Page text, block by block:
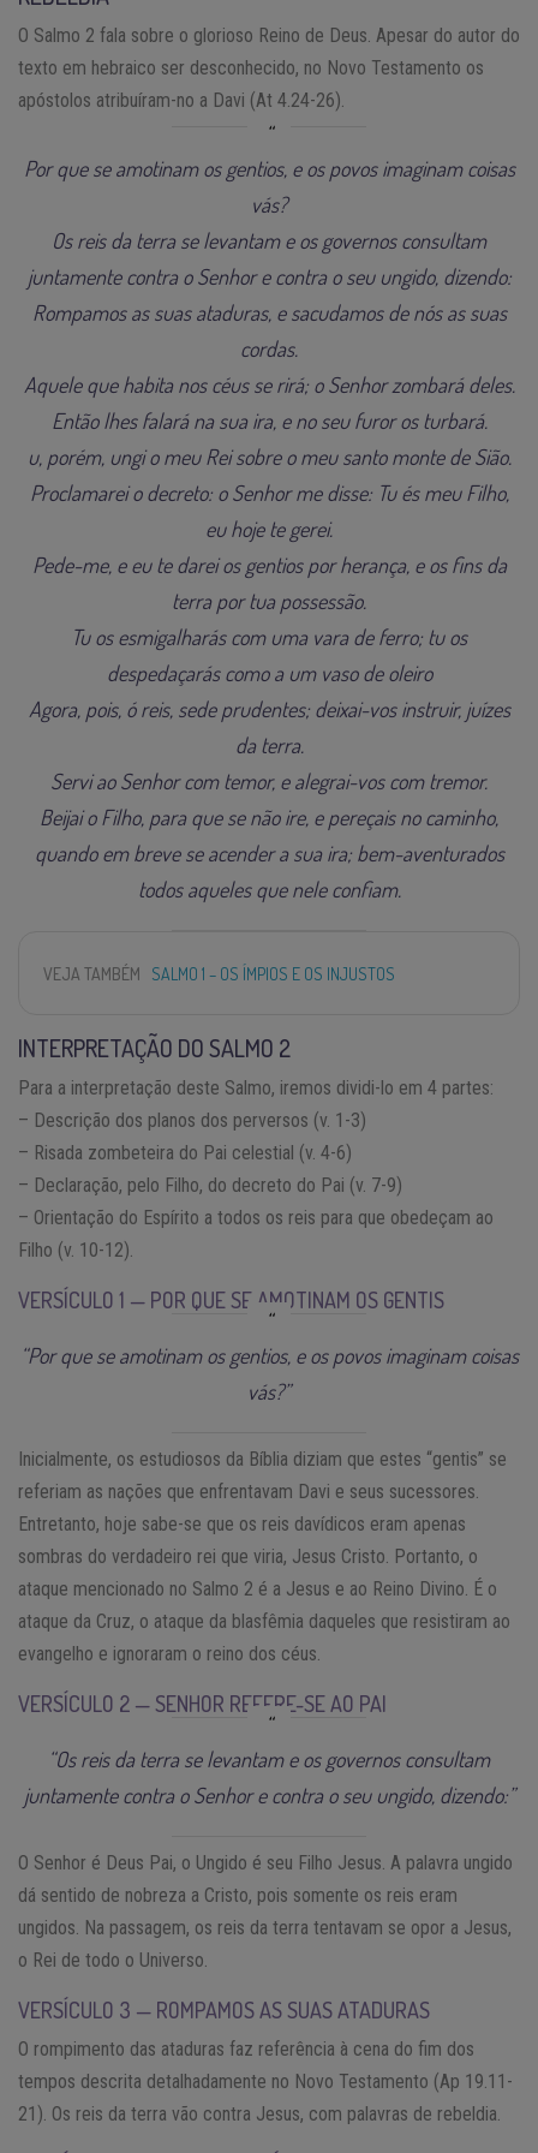
O Salmo 2 fala sobre o glorioso Reino de Deus. Apesar do autor do
texto em hebraico ser desconhecido, no Novo Testamento os
apóstolos atribuíram-no a Davi (At 4.24-26).
Por que se amotinam os gentios, e os povos imaginam coisas
vás?
Os reis da terra se levantam e os governos consultam
juntamente contra o Senhor e contra o seu ungido, dizendo:
Rompamos as suas ataduras, e sacudamos de nós as suas
cordas.
Aquele que habita nos céus se rirá; o Senhor zombará deles.
Então lhes falará na sua ira, e no seu furor os turbará.
u, porém, ungi o meu Rei sobre o meu santo monte de Sião.
Proclamarei o decreto: o Senhor me disse: Tu és meu Filho,
eu hoje te gerei.
Pede-me, e eu te darei os gentios por herança, e os fins da
terra por tua possessão.
Tu os esmigalharás com uma vara de ferro; tu os
despedaçarás como a um vaso de oleiro
Agora, pois, ó reis, sede prudentes; deixai-vos instruir, juízes
da terra.
Servi ao Senhor com temor, e alegrai-vos com tremor.
Beijai o Filho, para que se não ire, e pereçais no caminho,
quando em breve se acender a sua ira; bem-aventurados
todos aqueles que nele confiam.
VEJA TAMBÉM SALMO 1 – OS ÍMPIOS E OS INJUSTOS
INTERPRETAÇÃO DO SALMO 2
Para a interpretação deste Salmo, iremos dividi-lo em 4 partes:
– Descrição dos planos dos perversos (v. 1-3)
– Risada zombeteira do Pai celestial (v. 4-6)
– Declaração, pelo Filho, do decreto do Pai (v. 7-9)
– Orientação do Espírito a todos os reis para que obedeçam ao
Filho (v. 10-12).
VERSÍCULO 1 — POR QUE SE AMOTINAM OS GENTIS
“Por que se amotinam os gentios, e os povos imaginam coisas
vás?”
Inicialmente, os estudiosos da Bíblia diziam que estes “gentis” se
referiam as nações que enfrentavam Davi e seus sucessores.
Entretanto, hoje sabe-se que os reis davídicos eram apenas
sombras do verdadeiro rei que viria, Jesus Cristo. Portanto, o
ataque mencionado no Salmo 2 é a Jesus e ao Reino Divino. É o
ataque da Cruz, o ataque da blasfêmia daqueles que resistiram ao
evangelho e ignoraram o reino dos céus.
VERSÍCULO 2 — SENHOR REFERE-SE AO PAI
“Os reis da terra se levantam e os governos consultam
juntamente contra o Senhor e contra o seu ungido, dizendo:”
O Senhor é Deus Pai, o Ungido é seu Filho Jesus. A palavra ungido
dá sentido de nobreza a Cristo, pois somente os reis eram
ungidos. Na passagem, os reis da terra tentavam se opor a Jesus,
o Rei de todo o Universo.
VERSÍCULO 3 — ROMPAMOS AS SUAS ATADURAS
O rompimento das ataduras faz referência à cena do fim dos
tempos descrita detalhadamente no Novo Testamento (Ap 19.11-
21). Os reis da terra vão contra Jesus, com palavras de rebeldia.